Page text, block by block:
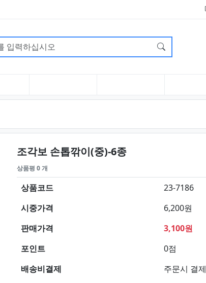
검색어 필수
조각보 손톱깎이(중)-6종요약정보 및 구매
상품평 0 개
상품코드
23-7186
시중가격
6,200원
판매가격
3,100원
포인트
0점
배송비결제
주문시 결제